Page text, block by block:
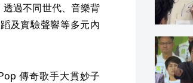
過不同世代、音樂背
及實驗聲響等多元內
傳奇歌手大貫妙子